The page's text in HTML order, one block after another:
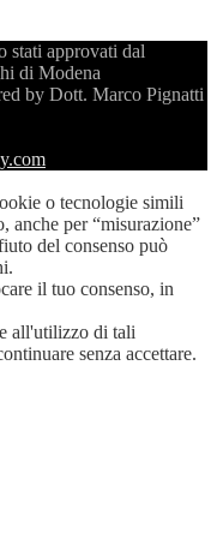
stati approvati dal
di Modena
by Dott. Marco Pignatti
o tecnologie simili
anche per “misurazione”
del consenso può
il tuo consenso, in
all'utilizzo di tali
senza accettare.